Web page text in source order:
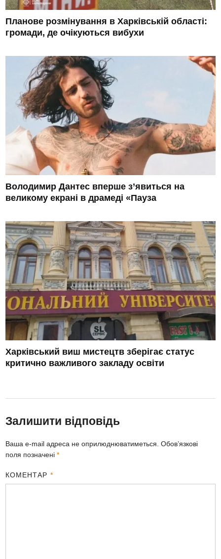
Планове розмінування в Харківській області:
громади, де очікуються вибухи
Володимир Дантес вперше з’явиться на
великому екрані в драмеді «Пауза
Харківський виш мистецтв зберігає статус
критично важливого закладу освіти
Залишити відповідь
Ваша e-mail адреса не оприлюднюватиметься. Обов’язкові
поля позначені*
КОМЕНТАР *